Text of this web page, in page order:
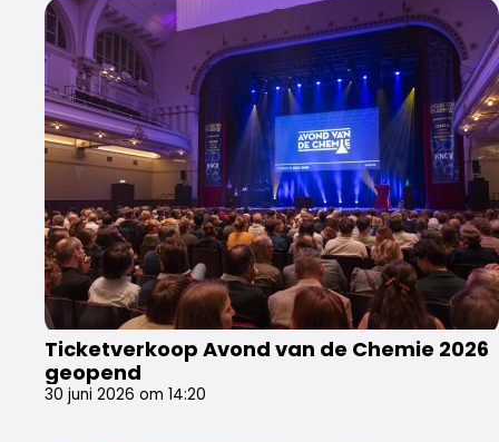
Ticketverkoop Avond van de Chemie 2026
geopend
30 juni 2026 om 14:20